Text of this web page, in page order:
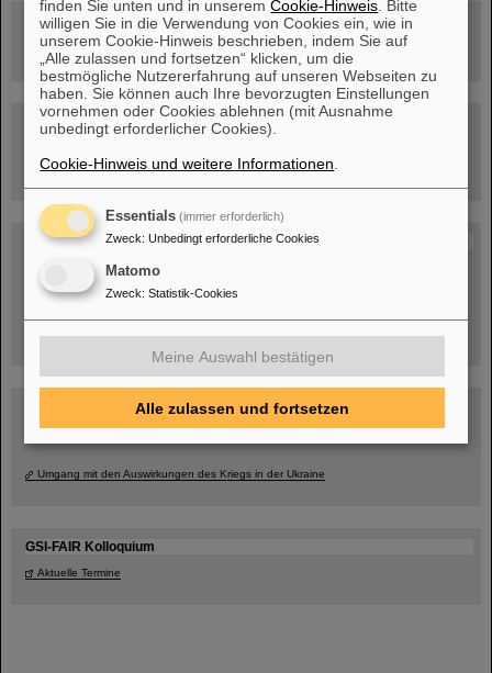
Rundflug über die FAIR-Baustelle
Besichtigung von GSI/FAIR –
jetzt Termin buchen!
Blog Beam On
Menschen
Umgang mit den Auswirkungen des Kriegs in der Ukraine
GSI-FAIR Kolloquium
Aktuelle Termine
finden Sie unten und in unseremCookie-Hinweis . Bitte
willigen Sie in die Verwendung von Cookies ein, wie in
unserem Cookie-Hinweis beschrieben, indem Sie auf
„Alle zulassen und fortsetzen“ klicken, um die
bestmögliche Nutzererfahrung auf unseren Webseiten zu
haben. Sie können auch Ihre bevorzugten Einstellungen
vornehmen oder Cookies ablehnen (mit Ausnahme
unbedingt erforderlicher Cookies).
Cookie-Hinweis und weitere Informationen
Essentials (immer erforderlich)
Zweck: Unbedingt erforderliche Cookies
Matomo
Zweck: Statistik-Cookies
Meine Auswahl bestätigen
Alle zulassen und fortsetzen